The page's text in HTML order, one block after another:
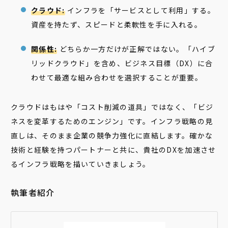
クラウド:インフラを「サービスとして利用」する。
資産を持たず、スピードと柔軟性を手に入れる。
関係性: どちらか一方だけが正解ではない。「ハイブ
リッドクラウド」を含め、ビジネス目標（DX）に合
わせて最適な組み合わせを選択することが重要。
クラウドはもはや「コスト削減の道具」ではなく、「ビジ
ネスを変革するためのエンジン」です。インフラ戦略の見
直しは、そのまま企業の競争力強化に直結します。確かな
技術と経験を持つパートナーと共に、貴社のDXを加速させ
るインフラ戦略を描いていきましょう。
執筆者紹介